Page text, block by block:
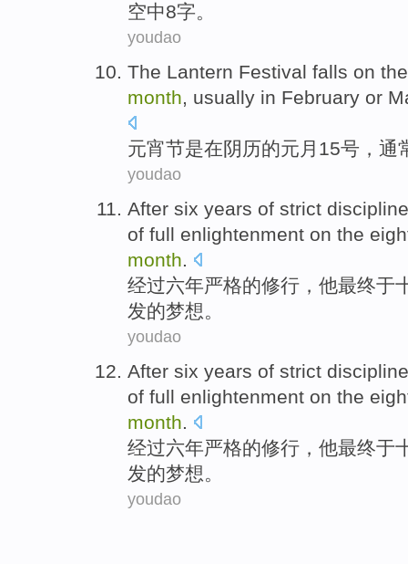
空中8字。
youdao
The Lantern Festival falls on the
month, usually in February or
元宵节是在阴历的元月 15号， 通
youdao
After six years of strict discipline
of full enlightenment on the
month.
经过六年严格的修行 ， 他最终于
发的梦想。
youdao
After six years of strict discipline
of full enlightenment on the
month.
经过六年严格的修行 ， 他最终于
发的梦想。
youdao